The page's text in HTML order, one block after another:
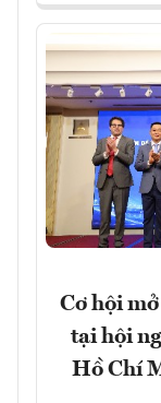
Cơ hội
tại hội
Hồ Chí